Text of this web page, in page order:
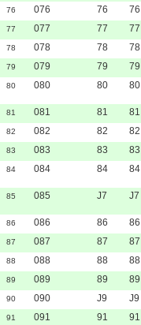
76 076 76 76
77 077 77 77
78 078 78 78
79 079 79 79
80 080 80 80
81 081 81 81
82 082 82 82
83 083 83 83
84 084 84 84
85 085 J7 J7
86 086 86 86
87 087 87 87
88 088 88 88
89 089 89 89
90 090 J9 J9
91 091 91 91